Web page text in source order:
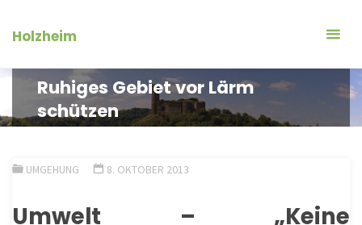
InhaltHolzheim
Ruhiges Gebiet vor Lärm
schützen
UMGEHUNG 8. OKTOBER 2013
Umwelt – „Keine